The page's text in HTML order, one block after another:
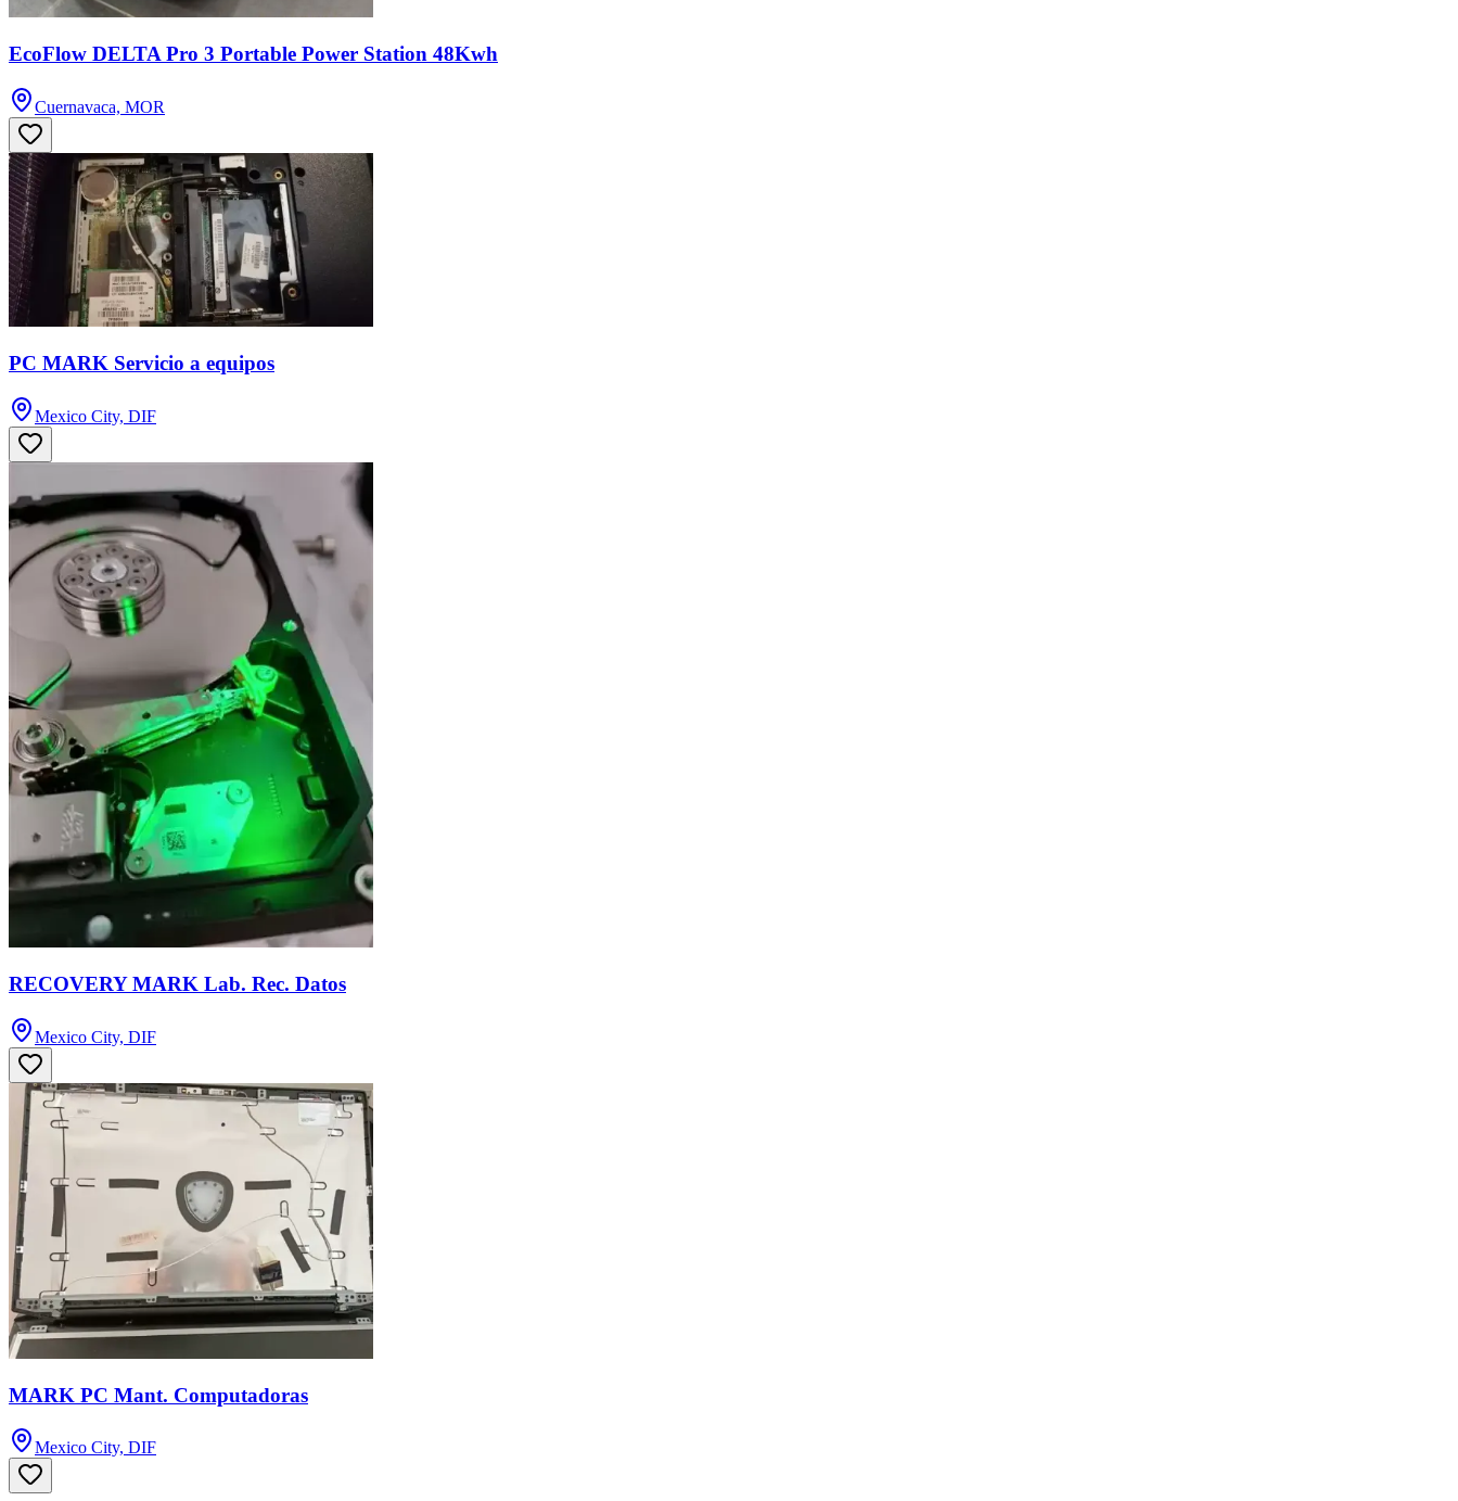
EcoFlow DELTA Pro 3 Portable Power Station 48Kwh
Cuernavaca, MOR
PC MARK Servicio a equipos
Mexico City, DIF
RECOVERY MARK Lab. Rec. Datos
Mexico City, DIF
MARK PC Mant. Computadoras
Mexico City, DIF